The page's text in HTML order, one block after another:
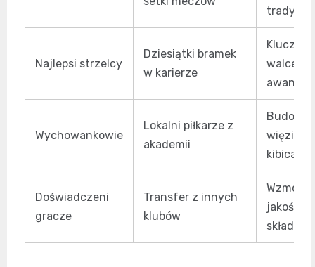
tradycji
Najlepsi strzelcy
Dziesiątki bramek
w karierze
walce o
awanse
Wychowankowie
Lokalni piłkarze z
akademii
więzi z
kibicami
Doświadczeni
gracze
Transfer z innych
klubów
jakości
składu